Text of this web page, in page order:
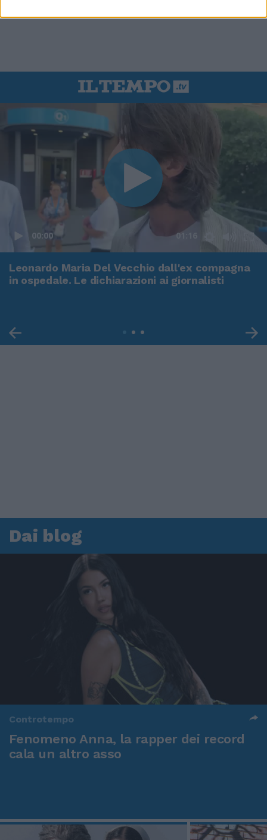
00:00 01:16
Leonardo Maria Del Vecchio dall'ex compagna
in ospedale. Le dichiarazioni ai giornalisti
Dai blog
Controtempo
Fenomeno Anna, la rapper dei record
cala un altro asso